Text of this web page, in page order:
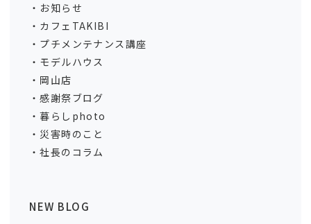
お知らせ
カフェTAKIBI
プチメンテナンス講座
モデルハウス
岡山店
感謝祭ブログ
暮らしphoto
災害時のこと
社長のコラム
NEW BLOG